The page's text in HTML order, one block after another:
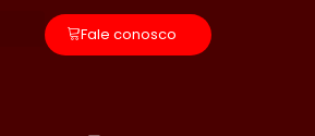
Fale conosco